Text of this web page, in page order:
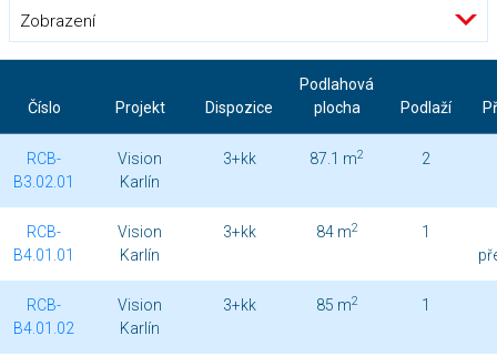
Zobrazení
Číslo Projekt Dispozice
Podlahová
plocha
Podlaží
RCB-
B3.02.01
Vision
Karlín
3+kk 87.1 m2 2
RCB-
B4.01.01
Vision
Karlín
3+kk 84 m2
1
RCB-
B4.01.02
Vision
Karlín
3+kk 85 m2 1